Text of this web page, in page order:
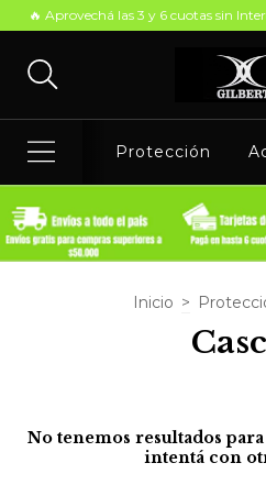
🔥 Aprovechá las 3 y 6 cuotas sin
Protección
Inicio >
No tenemos resultados
intentá con